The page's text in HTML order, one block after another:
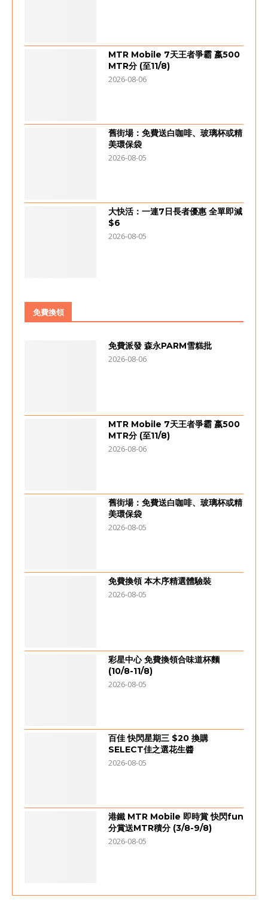
MTR Mobile 7天王者爭霸 嬴500
MTR分 (至11/8)
2026-08-06
舊街場：免費送白咖啡、玻璃杯或精
美環保袋
2026-08-05
大快活：一連7日長者優惠 全單即減
$6
2026-08-05
免費換領
免費派發 森永PARM雪糕批
2026-08-06
MTR Mobile 7天王者爭霸 嬴500
MTR分 (至11/8)
2026-08-06
舊街場：免費送白咖啡、玻璃杯或精
美環保袋
2026-08-05
免費換領 本木序精選體驗裝
2026-08-05
彩星中心 免費換領合味道杯麵
(10/8-11/8)
2026-08-05
百佳 快閃星期三 $20 換購
SELECT佳之選花生醬
2026-08-05
港鐵 MTR Mobile 即時賞 快閃fun
分賞送MTR積分 (3/8-9/8)
2026-08-05